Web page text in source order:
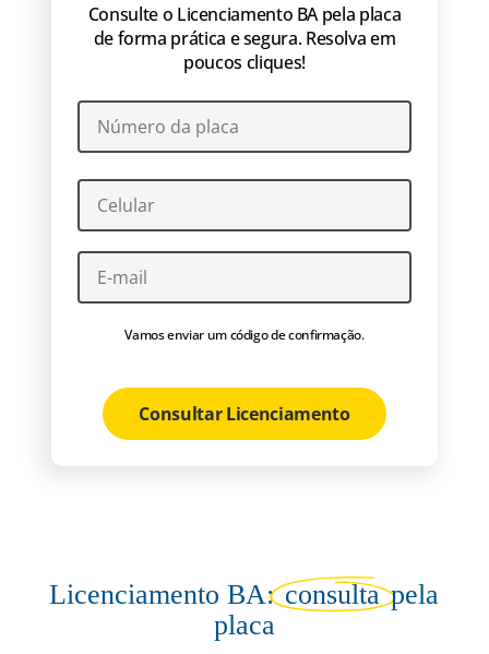
Consulte o Licenciamento BA pela placa
de forma prática e segura. Resolva em
poucos cliques!
Vamos enviar um código de confirmação.
Consultar Licenciamento
Licenciamento BA:consultapela
placa